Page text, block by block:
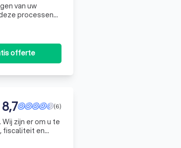
van uw
processen
en twee
offerte
(6)
8,7
zijn er om u te
fiscaliteit en